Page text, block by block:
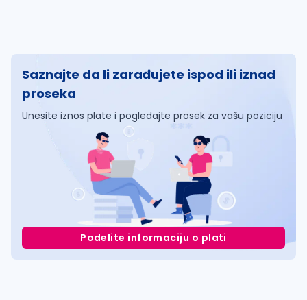
Saznajte da li zarađujete ispod ili iznad
proseka
Unesite iznos plate i pogledajte prosek za vašu poziciju
Podelite informaciju o plati